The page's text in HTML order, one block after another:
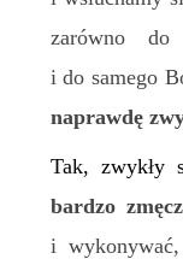
zarówno
i do samego
naprawdę
Tak, zwykły
bardzo
i